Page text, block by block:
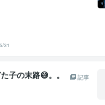
31
子の末路😅。。
記事